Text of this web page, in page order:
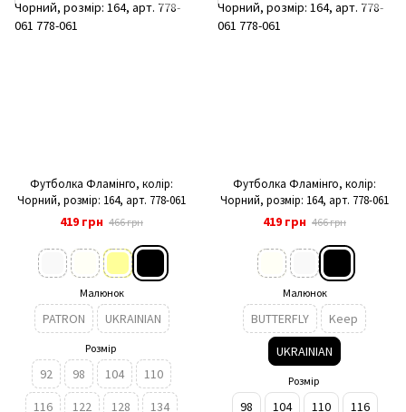
Футболка Фламінго, колір:
Чорний, розмір: 164, арт. 778-061
419 грн 466 грн
Малюнок
PATRON UKRAINIAN
Розмір
92 98 104
110
116
122 128
134
Футболка Фламінго, колір:
Чорний, розмір: 164, арт. 778-061
419 грн 466 грн
Малюнок
BUTTERFLY
Keep
UKRAINIAN
Розмір
98 104 110
116